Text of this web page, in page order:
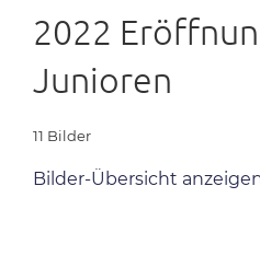
2022
Junioren
11 Bilder
Bilder-Übersicht